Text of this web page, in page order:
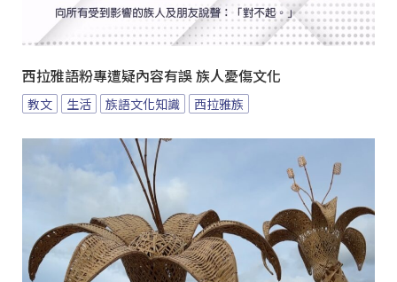
西拉雅語粉專遭疑內容有誤 族人憂傷文化
教文 生活 族語文化知識 西拉雅族